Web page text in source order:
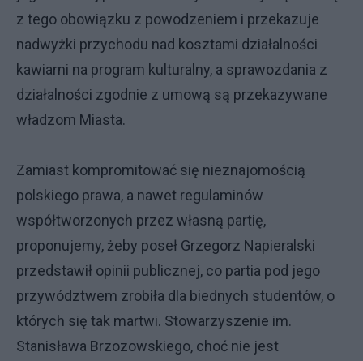
z tego obowiązku z powodzeniem i przekazuje
nadwyżki przychodu nad kosztami działalności
kawiarni na program kulturalny, a sprawozdania z
działalności zgodnie z umową są przekazywane
władzom Miasta.
Zamiast kompromitować się nieznajomością
polskiego prawa, a nawet regulaminów
współtworzonych przez własną partię,
proponujemy, żeby poseł Grzegorz Napieralski
przedstawił opinii publicznej, co partia pod jego
przywództwem zrobiła dla biednych studentów, o
których się tak martwi. Stowarzyszenie im.
Stanisława Brzozowskiego, choć nie jest